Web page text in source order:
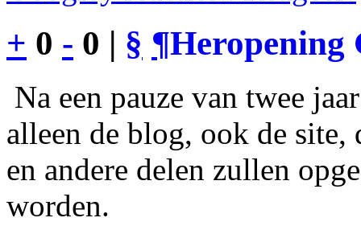
+ 0 - 0 | § ¶Heropening
Na een pauze van twee
alleen de blog, ook de site,
en andere delen zullen
worden.